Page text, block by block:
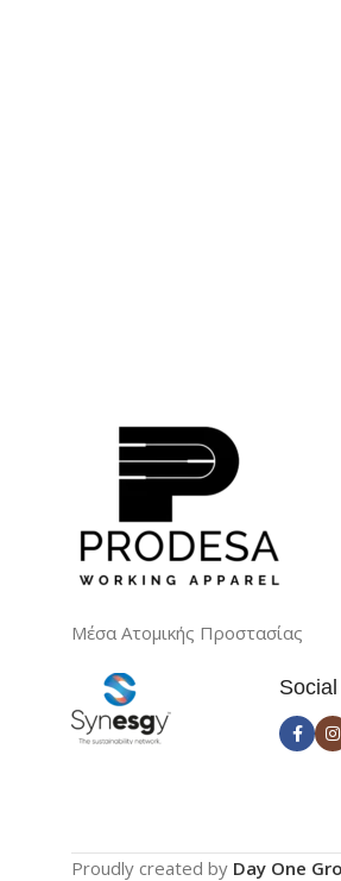
Μέσα Ατομικής Προστασίας
Proudly created by Day One